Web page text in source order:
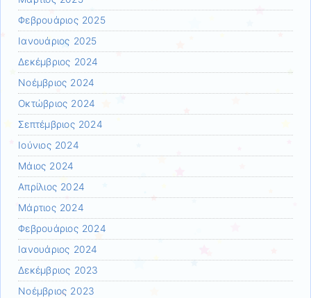
Φεβρουάριος 2025
Ιανουάριος 2025
Δεκέμβριος 2024
Νοέμβριος 2024
Οκτώβριος 2024
Σεπτέμβριος 2024
Ιούνιος 2024
Μάιος 2024
Απρίλιος 2024
Μάρτιος 2024
Φεβρουάριος 2024
Ιανουάριος 2024
Δεκέμβριος 2023
Νοέμβριος 2023